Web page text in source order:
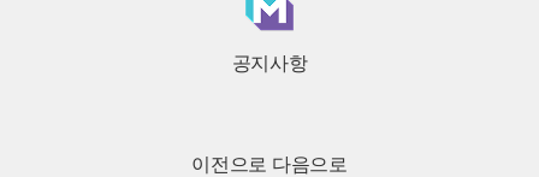
공지사항
이전으로 다음으로